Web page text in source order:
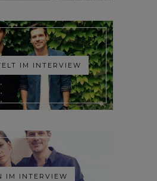
IM INTERVIEW
IM INTERVIEW